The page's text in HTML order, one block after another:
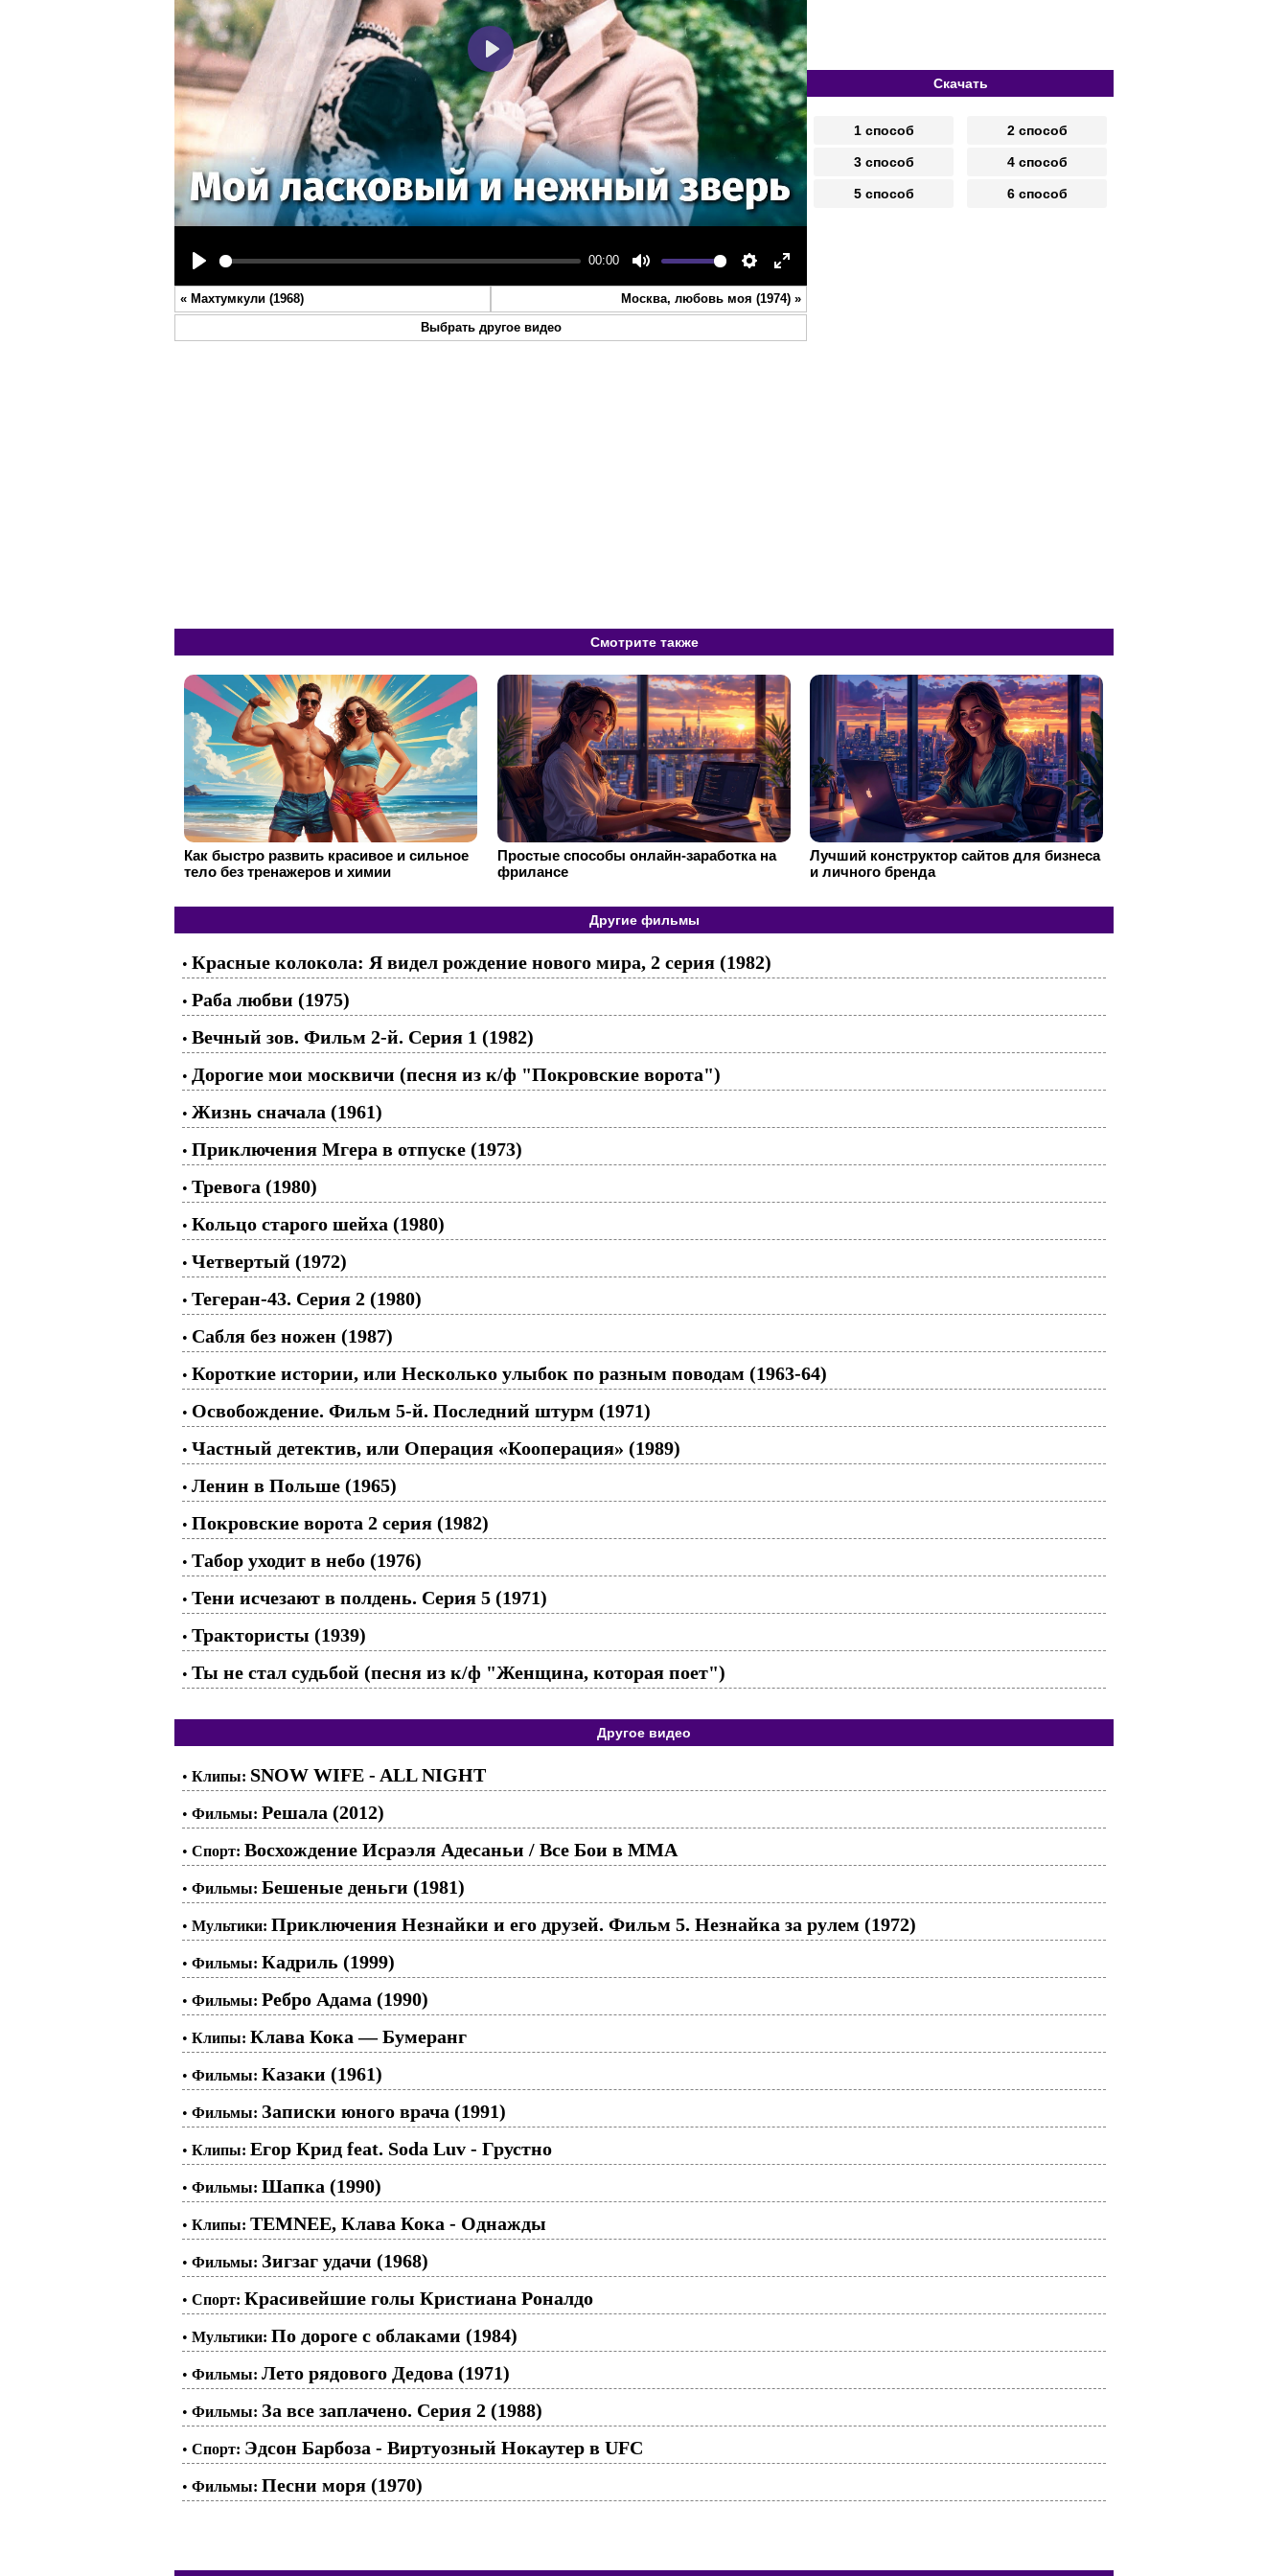
Play
00:00
Mute Settings
Enter
fullscreen
Play
« Махтумкули (1968) Москва, любовь моя (1974) »
Выбрать другое видео
Скачать
1 способ 2 способ
3 способ 4 способ
5 способ 6 способ
Смотрите также
Как быстро развить красивое и сильное
тело без тренажеров и химии
Простые способы онлайн-заработка на
фрилансе
Лучший конструктор сайтов для бизнеса
и личного бренда
Другие фильмы
• Красные колокола: Я видел рождение нового мира, 2 серия (1982)
• Раба любви (1975)
• Вечный зов. Фильм 2-й. Серия 1 (1982)
• Дорогие мои москвичи (песня из к/ф "Покровские ворота")
• Жизнь сначала (1961)
• Приключения Мгера в отпуске (1973)
• Тревога (1980)
• Кольцо старого шейха (1980)
• Четвертый (1972)
• Тегеран-43. Серия 2 (1980)
• Сабля без ножен (1987)
• Короткие истории, или Несколько улыбок по разным поводам (1963-64)
• Освобождение. Фильм 5-й. Последний штурм (1971)
• Частный детектив, или Операция «Кооперация» (1989)
• Ленин в Польше (1965)
• Покровские ворота 2 серия (1982)
• Табор уходит в небо (1976)
• Тени исчезают в полдень. Серия 5 (1971)
• Трактористы (1939)
• Ты не стал судьбой (песня из к/ф "Женщина, которая поет")
Другое видео
• Клипы: SNOW WIFE - ALL NIGHT
• Фильмы: Решала (2012)
• Спорт: Восхождение Исраэля Адесаньи / Все Бои в ММА
• Фильмы: Бешеные деньги (1981)
• Мультики: Приключения Незнайки и его друзей. Фильм 5. Незнайка за рулем (1972)
• Фильмы: Кадриль (1999)
• Фильмы: Ребро Адама (1990)
• Клипы: Клава Кока — Бумеранг
• Фильмы: Казаки (1961)
• Фильмы: Записки юного врача (1991)
• Клипы: Егор Крид feat. Soda Luv - Грустно
• Фильмы: Шапка (1990)
• Клипы: TEMNEE, Клава Кока - Однажды
• Фильмы: Зигзаг удачи (1968)
• Спорт: Красивейшие голы Кристиана Роналдо
• Мультики: По дороге с облаками (1984)
• Фильмы: Лето рядового Дедова (1971)
• Фильмы: За все заплачено. Серия 2 (1988)
• Спорт: Эдсон Барбоза - Виртуозный Нокаутер в UFC
• Фильмы: Песни моря (1970)